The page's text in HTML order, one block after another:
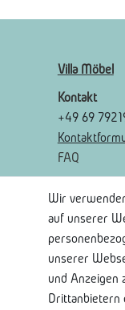
Villa Möbel
Kontakt
+49 69
FAQ
Rechtliches
Impressum
Wir
auf unserer
unserer
und Anzeigen
Drittanbietern